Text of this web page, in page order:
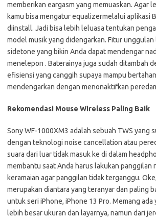
memberikan eargasm yang memuaskan. Agar
kamu bisa mengatur equalizermelalui aplikasi
diinstall. Jadi bisa lebih leluasa tentukan
model musik yang didengarkan. Fitur unggulan
sidetone yang bikin Anda dapat mendengar
menelepon . Baterainya juga sudah ditambah
efisiensi yang canggih supaya mampu
mendengarkan dengan menonaktifkan
Rekomendasi Mouse Wireless Paling Baik
Sony WF-1000XM3 adalah sebuah TWS yang
dengan teknologi noise cancellation atau
suara dari luar tidak masuk ke di dalam
membantu saat Anda harus lakukan panggilan
keramaian agar panggilan tidak terganggu.
merupakan diantara yang teranyar dan paling
untuk seri iPhone, iPhone 13 Pro. Memang ada
lebih besar ukuran dan layarnya, namun dari